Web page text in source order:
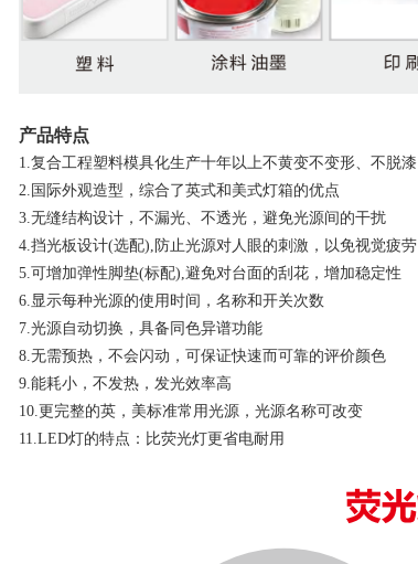
产品特点
1.复合工程塑料模具化生产十年以上不黄变不变形、不脱漆
2.国际外观造型，综合了英式和美式灯箱的优点
3.无缝结构设计，不漏光、不透光，避免光源间的干扰
4.挡光板设计(选配),防止光源对人眼的刺激，以免视觉疲劳
5.可增加弹性脚垫(标配),避免对台面的刮花，增加稳定性
6.显示每种光源的使用时间，名称和开关次数
7.光源自动切换，具备同色异谱功能
8.无需预热，不会闪动，可保证快速而可靠的评价颜色
9.能耗小，不发热，发光效率高
10.更完整的英，美标准常用光源，光源名称可改变
11.LED灯的特点：比荧光灯更省电耐用